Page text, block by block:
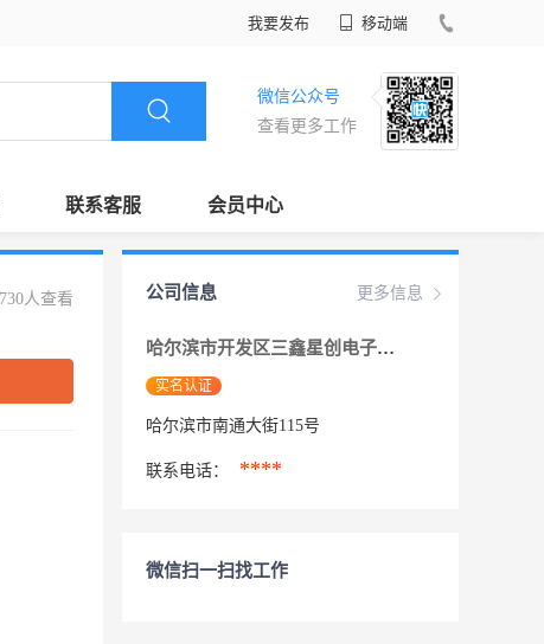
我要发布 移动端
微信公众号
查看更多工作
联系客服 会员中心
人查看 更多信息
公司信息
哈尔滨市开发区三鑫星创电子经销部
实名认证
哈尔滨市南通大街115号
联系电话： ****
微信扫一扫找工作